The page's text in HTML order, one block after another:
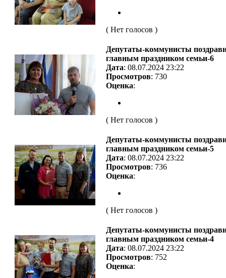
( Нет голосов )
Депутаты-коммунисты
главным праздником семьи-6
Дата: 08.07.2024 23:22
Просмотров: 730
Оценка:
( Нет голосов )
Депутаты-коммунисты
главным праздником семьи-5
Дата: 08.07.2024 23:22
Просмотров: 736
Оценка:
( Нет голосов )
Депутаты-коммунисты
главным праздником семьи-4
Дата: 08.07.2024 23:22
Просмотров: 752
Оценка: